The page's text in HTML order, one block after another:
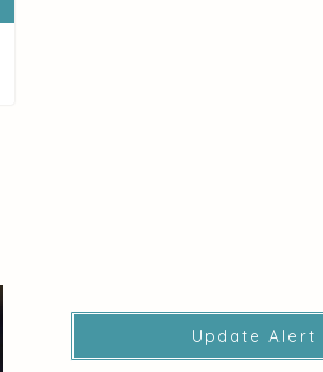
Update Alert